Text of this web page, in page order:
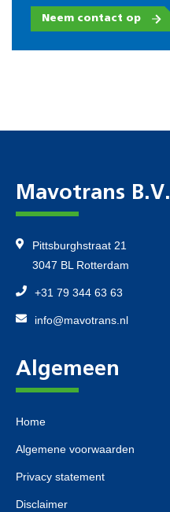
Neem contact op
Mavotrans B.V.
Pittsburghstraat 21
3047 BL Rotterdam
+31 79 344 63 63
info@mavotrans.nl
Algemeen
Home
Algemene voorwaarden
Privacy statement
Disclaimer